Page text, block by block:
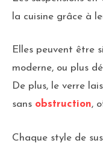
la cuisine grâce à
Elles peuvent être
moderne, ou plus
De plus, le verre
sans obstruction,
Chaque style de